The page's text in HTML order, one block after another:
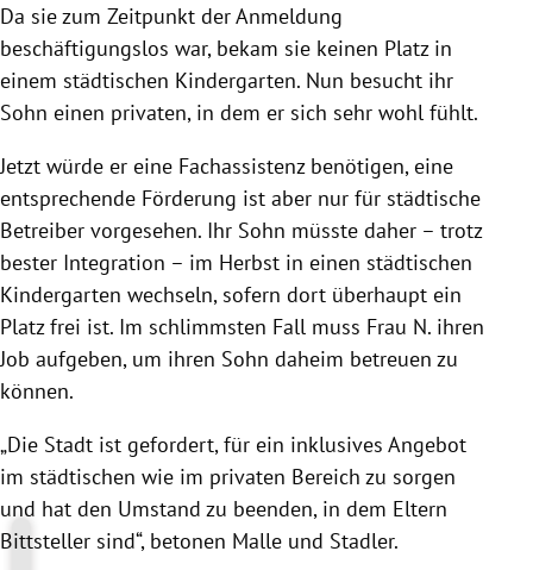
Da sie zum Zeitpunkt der Anmeldung
beschäftigungslos war, bekam sie keinen Platz in
einem städtischen Kindergarten. Nun besucht ihr
Sohn einen privaten, in dem er sich sehr wohl fühlt.
Jetzt würde er eine Fachassistenz benötigen, eine
entsprechende Förderung ist aber nur für städtische
Betreiber vorgesehen. Ihr Sohn müsste daher – trotz
bester Integration – im Herbst in einen städtischen
Kindergarten wechseln, sofern dort überhaupt ein
Platz frei ist. Im schlimmsten Fall muss Frau N. ihren
Job aufgeben, um ihren Sohn daheim betreuen zu
können.
„Die Stadt ist gefordert, für ein inklusives Angebot
im städtischen wie im privaten Bereich zu sorgen
und hat den Umstand zu beenden, in dem Eltern
Bittsteller sind“, betonen Malle und Stadler.